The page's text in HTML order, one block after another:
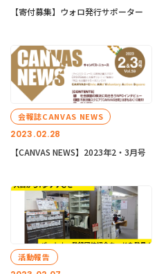
【寄付募集】ウォロ発行サポーター
2023.02.28
会報誌CANVAS NEWS
【CANVAS NEWS】2023年2・3月号
活動報告